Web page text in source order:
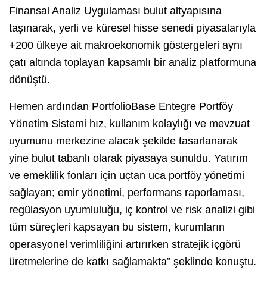
Finansal Analiz Uygulaması bulut altyapısına
taşınarak, yerli ve küresel hisse senedi piyasalarıyla
+200 ülkeye ait makroekonomik göstergeleri aynı
çatı altında toplayan kapsamlı bir analiz platformuna
dönüştü.
Hemen ardından PortfolioBase Entegre Portföy
Yönetim Sistemi hız, kullanım kolaylığı ve mevzuat
uyumunu merkezine alacak şekilde tasarlanarak
yine bulut tabanlı olarak piyasaya sunuldu. Yatırım
ve emeklilik fonları için uçtan uca portföy yönetimi
sağlayan; emir yönetimi, performans raporlaması,
regülasyon uyumluluğu, iç kontrol ve risk analizi gibi
tüm süreçleri kapsayan bu sistem, kurumların
operasyonel verimliliğini artırırken stratejik içgörü
üretmelerine de katkı sağlamakta” şeklinde konuştu.